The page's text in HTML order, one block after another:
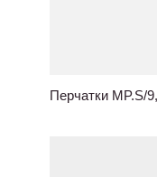
Перчатки MP.S/